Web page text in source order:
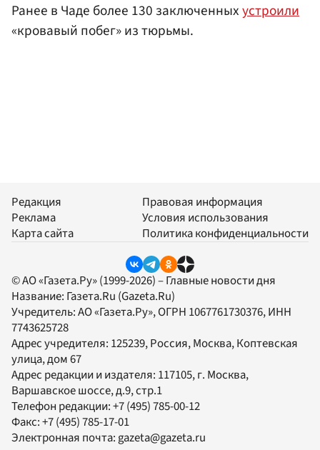
Ранее в Чаде более 130 заключенныхустроили
«кровавый побег» из тюрьмы.
Редакция
Реклама
Карта сайта
Правовая информация
Условия использования
Политика конфиденциальности
© АО «Газета.Ру» (1999-2026) – Главные новости дня
Название: Газета.Ru (Gazeta.Ru)
Учредитель:АО «Газета.Ру», ОГРН 1067761730376, ИНН
7743625728
Адрес учредителя: 125239, Россия, Москва, Коптевская
улица, дом 67
Адрес редакции и издателя: 117105, г. Москва,
Варшавское шоссе, д.9, стр.1
Телефон редакции:+7 (495) 785-00-12
Факс:+7 (495) 785-17-01
Электронная почта: gazeta@gazeta.ru